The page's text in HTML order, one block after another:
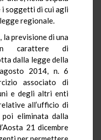
i soggetti di cui agli
regionale.
la previsione di una
carattere di
dalla legge della
2014, n. 6
associato di
e degli altri enti
all’ufficio di
eliminata dalla
21 dicembre